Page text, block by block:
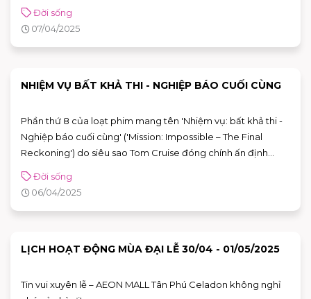
trang” giúp bạn thể hiện phong cách, cá tính và gu thẩm mỹ
riêng.
Đời sống
07/04/2025
NHIỆM VỤ BẤT KHẢ THI - NGHIỆP BÁO CUỐI CÙNG
Phần thứ 8 của loạt phim mang tên 'Nhiệm vụ: bất khả thi -
Nghiệp báo cuối cùng' ('Mission: Impossible – The Final
Reckoning') do siêu sao Tom Cruise đóng chính ấn định
Đời sống
06/04/2025
LỊCH HOẠT ĐỘNG MÙA ĐẠI LỄ 30/04 - 01/05/2025
Tin vui xuyên lễ – AEON MALL Tân Phú Celadon không nghỉ